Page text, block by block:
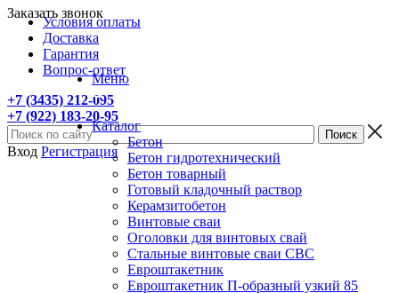
Условия оплаты
Доставка
Гарантия
Вопрос-ответ
+7 (3435) 212-095
+7 (922) 183-20-95
Заказать звонок
Вход Регистрация
Меню
Каталог
Бетон
Бетон гидротехнический
Бетон товарный
Готовый кладочный раствор
Керамзитобетон
Винтовые сваи
Оголовки для винтовых свай
Стальные винтовые сваи СВС
Евроштакетник
Евроштакетник П-образный узкий 85